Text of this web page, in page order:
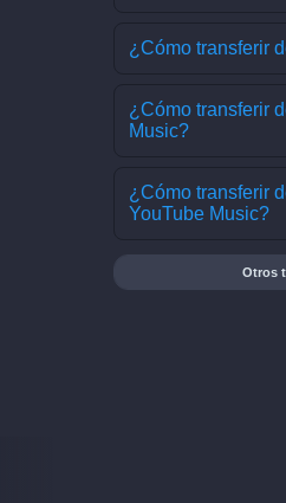
¿Cómo transferir
¿Cómo transferir
Music?
¿Cómo transferir
YouTube Music?
Otros